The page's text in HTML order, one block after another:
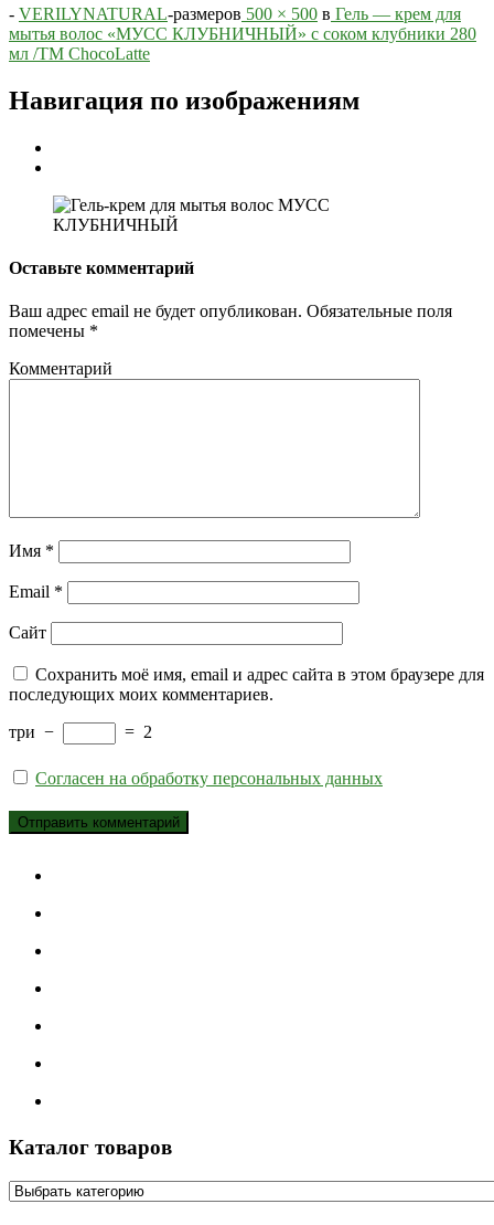
- VERILYNATURAL-размеров 500 × 500 в Гель — крем для
мытья волос «МУСС КЛУБНИЧНЫЙ» с соком клубники 280
мл /TM ChocoLatte
Навигация по изображениям
Оставьте комментарий
Ваш адрес email не будет опубликован. Обязательные поля
помечены *
Комментарий
Имя *
Email *
Сайт
Сохранить моё имя, email и адрес сайта в этом браузере для
последующих моих комментариев.
три − = 2
Согласен на обработку персональных данных
Каталог товаров